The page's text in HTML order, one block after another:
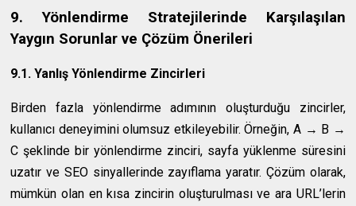
9. Yönlendirme Stratejilerinde Karşılaşılan
Yaygın Sorunlar ve Çözüm Önerileri
9.1. Yanlış Yönlendirme Zincirleri
Birden fazla yönlendirme adımının oluşturduğu zincirler,
kullanıcı deneyimini olumsuz etkileyebilir. Örneğin, A → B →
C şeklinde bir yönlendirme zinciri, sayfa yüklenme süresini
uzatır ve SEO sinyallerinde zayıflama yaratır. Çözüm olarak,
mümkün olan en kısa zincirin oluşturulması ve ara URL’lerin